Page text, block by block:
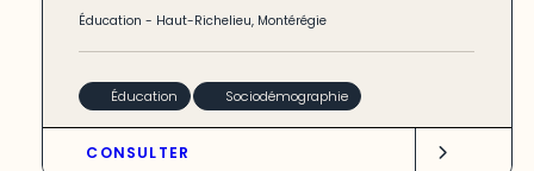
Éducation - Haut-Richelieu, Montérégie
Éducation Sociodémographie
CONSULTER